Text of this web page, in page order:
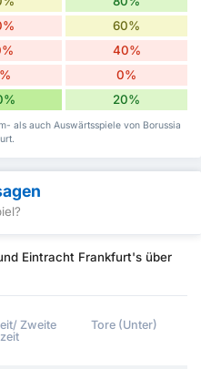
60%
40%
0%
20%
als auch Auswärtsspiele von Borussia
Eintracht Frankfurt's über
Zweite
Tore (Unter)